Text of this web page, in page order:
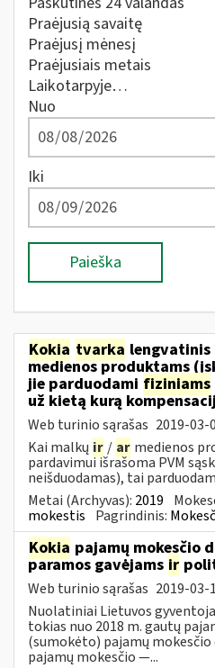
Praėjusią savaitę
Praėjusį mėnesį
Praėjusiais metais
Laikotarpyje…
Nuo
Iki
Paieška
Kokia tvarka lengvatinis
medienos produktams
jie parduodami fiziniams
už kietą kurą
Web turinio sąrašas 2019-03-
Kai malkų ir / ar medienos
pardavimui išrašoma PVM
neišduodamas), tai
Metai (Archyvas): 2019
mokestis Pagrindinis:
Kokia pajamų mokesčio
paramos gavėjams ir
Web turinio sąrašas 2019-03-
Nuolatiniai Lietuvos
tokias nuo 2018 m. gautų
(sumokėto) pajamų mokesčio
pajamų mokesčio —...